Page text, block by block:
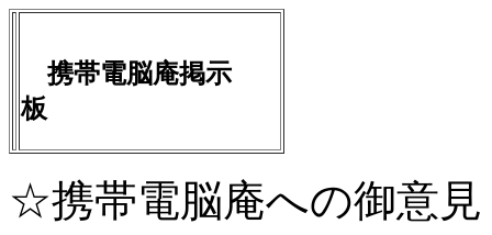
携帯電脳庵掲示
板
☆携帯電脳庵への御意